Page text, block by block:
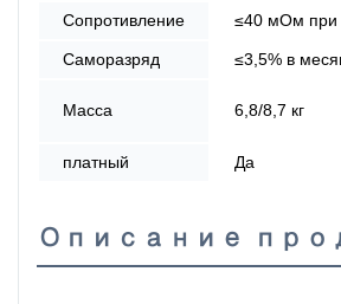
Сопротивление ≤40 мОм при
Саморазряд ≤3,5% в
Масса 6,8/8,7 кг
платный Да
Описание